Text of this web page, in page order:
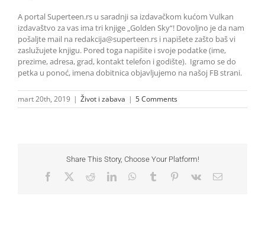
A portal Superteen.rs u saradnji sa izdavačkom kućom Vulkan
izdavaštvo za vas ima tri knjige „Golden Sky“! Dovoljno je da nam
pošaljte mail na redakcija@superteen.rs i napišete zašto baš vi
zaslužujete knjigu. Pored toga napišite i svoje podatke (ime,
prezime, adresa, grad, kontakt telefon i godište). Igramo se do
petka u ponoć, imena dobitnica objavljujemo na našoj FB strani.
mart 20th, 2019 | Život i zabava | 5 Comments
Share This Story, Choose Your Platform!
Facebook RedditLinkedInWhatsApp
Tumblr Pinterest
Vk Email